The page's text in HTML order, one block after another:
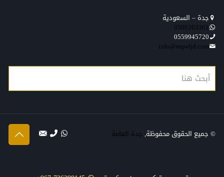
جدة – السعودية
0509203361‬‏‬‏
0559945720
info@mqwljd.com
© جميع الحقوق محفوظة, جدة العامة